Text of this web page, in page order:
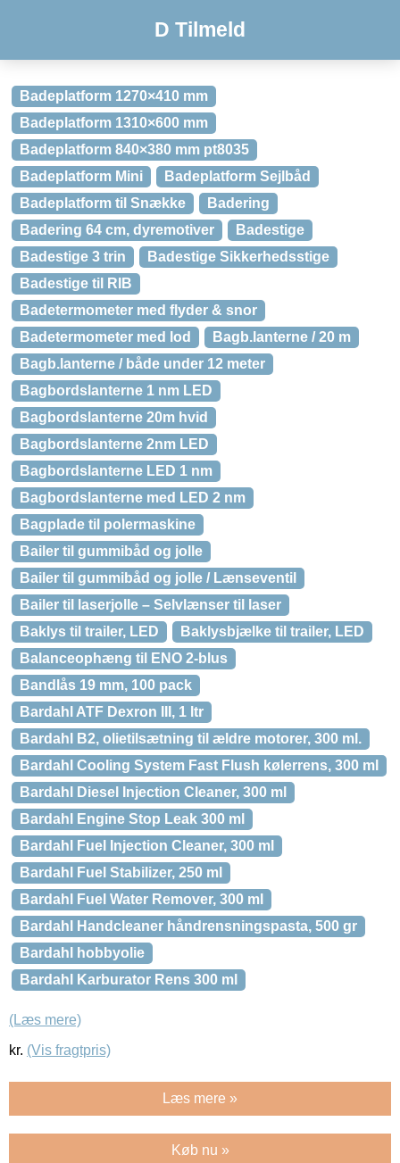
D Tilmeld
Badeplatform 1270×410 mm
Badeplatform 1310×600 mm
Badeplatform 840×380 mm pt8035
Badeplatform Mini
Badeplatform Sejlbåd
Badeplatform til Snække
Badering
Badering 64 cm, dyremotiver
Badestige
Badestige 3 trin
Badestige Sikkerhedsstige
Badestige til RIB
Badetermometer med flyder & snor
Badetermometer med lod
Bagb.lanterne / 20 m
Bagb.lanterne / både under 12 meter
Bagbordslanterne 1 nm LED
Bagbordslanterne 20m hvid
Bagbordslanterne 2nm LED
Bagbordslanterne LED 1 nm
Bagbordslanterne med LED 2 nm
Bagplade til polermaskine
Bailer til gummibåd og jolle
Bailer til gummibåd og jolle / Lænseventil
Bailer til laserjolle – Selvlænser til laser
Baklys til trailer, LED
Baklysbjælke til trailer, LED
Balanceophæng til ENO 2-blus
Bandlås 19 mm, 100 pack
Bardahl ATF Dexron III, 1 ltr
Bardahl B2, olietilsætning til ældre motorer, 300 ml.
Bardahl Cooling System Fast Flush kølerrens, 300 ml
Bardahl Diesel Injection Cleaner, 300 ml
Bardahl Engine Stop Leak 300 ml
Bardahl Fuel Injection Cleaner, 300 ml
Bardahl Fuel Stabilizer, 250 ml
Bardahl Fuel Water Remover, 300 ml
Bardahl Handcleaner håndrensningspasta, 500 gr
Bardahl hobbyolie
Bardahl Karburator Rens 300 ml
(Læs mere)
kr. (Vis fragtpris)
Læs mere »
Køb nu »